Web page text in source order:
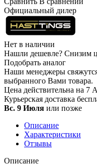
Официальный дилер
Нет в наличии
Нашли дешевле? Снизим
Подобрать аналог
Наши менеджеры
выбранного Вами товара.
Цена действительна на 7
Курьерская доставка
Вс. 9 Июля или позже
Описание
Характеристики
Отзывы
Описание